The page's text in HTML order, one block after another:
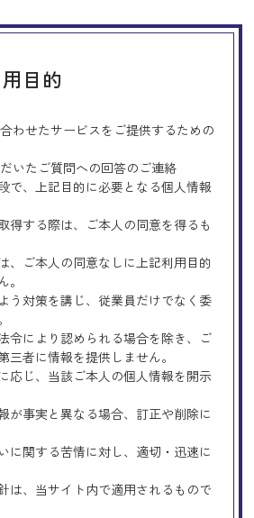
目的
わせたサービスをご提供するための
いたご質問への回答のご連絡
で、上記目的に必要となる個人情報
得する際は、ご本人の同意を得るも
、ご本人の同意なしに上記利用目的
う対策を講じ、従業員だけでなく委
令により認められる場合を除き、ご
三者に情報を提供しません。
応じ、当該ご本人の個人情報を開示
が事実と異なる場合、訂正や削除に
に関する苦情に対し、適切・迅速に
は、当サイト内で適用されるもので